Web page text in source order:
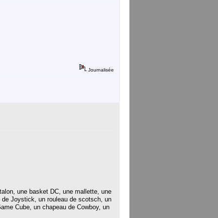
Journalisée
une basket DC, une mallette, une
Joystick, un rouleau de scotsch, un
Cube, un chapeau de Cowboy, un